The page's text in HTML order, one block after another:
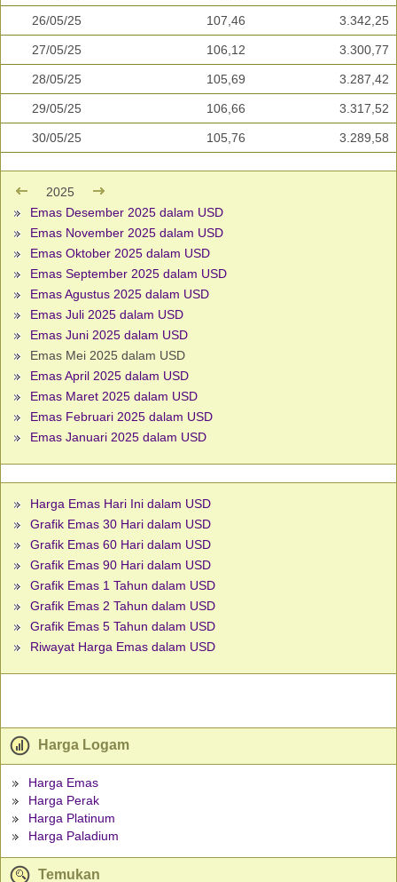
26/05/25 107,46 3.342,25
27/05/25 106,12 3.300,77
28/05/25 105,69 3.287,42
29/05/25 106,66 3.317,52
30/05/25 105,76 3.289,58
2025
Emas Desember 2025 dalam USD
Emas November 2025 dalam USD
Emas Oktober 2025 dalam USD
Emas September 2025 dalam USD
Emas Agustus 2025 dalam USD
Emas Juli 2025 dalam USD
Emas Juni 2025 dalam USD
Emas Mei 2025 dalam USD
Emas April 2025 dalam USD
Emas Maret 2025 dalam USD
Emas Februari 2025 dalam USD
Emas Januari 2025 dalam USD
Harga Emas Hari Ini dalam USD
Grafik Emas 30 Hari dalam USD
Grafik Emas 60 Hari dalam USD
Grafik Emas 90 Hari dalam USD
Grafik Emas 1 Tahun dalam USD
Grafik Emas 2 Tahun dalam USD
Grafik Emas 5 Tahun dalam USD
Riwayat Harga Emas dalam USD
Harga Logam
Harga Emas
Harga Perak
Harga Platinum
Harga Paladium
Temukan